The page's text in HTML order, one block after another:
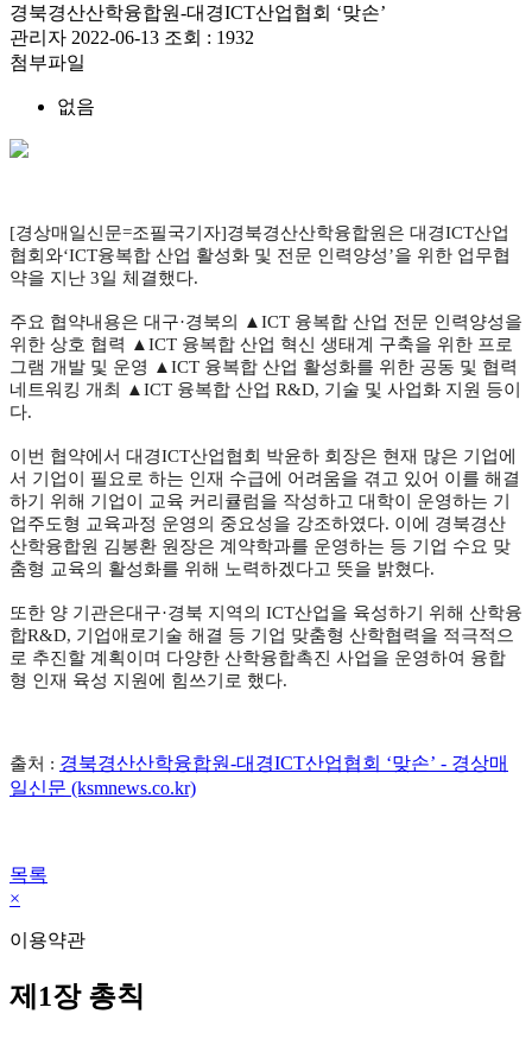
경북경산산학융합원-대경ICT산업협회 ‘맞손’
관리자 2022-06-13 조회 : 1932
첨부파일
없음
[경상매일신문=조필국기자]경북경산산학융합원은 대경ICT산업
협회와‘ICT융복합 산업 활성화 및 전문 인력양성’을 위한 업무협
약을 지난 3일 체결했다.
주요 협약내용은 대구·경북의 ▲ICT 융복합 산업 전문 인력양성을
위한 상호 협력 ▲ICT 융복합 산업 혁신 생태계 구축을 위한 프로
그램 개발 및 운영 ▲ICT 융복합 산업 활성화를 위한 공동 및 협력
네트워킹 개최 ▲ICT 융복합 산업 R&D, 기술 및 사업화 지원 등이
다.
이번 협약에서 대경ICT산업협회 박윤하 회장은 현재 많은 기업에
서 기업이 필요로 하는 인재 수급에 어려움을 겪고 있어 이를 해결
하기 위해 기업이 교육 커리큘럼을 작성하고 대학이 운영하는 기
업주도형 교육과정 운영의 중요성을 강조하였다. 이에 경북경산
산학융합원 김봉환 원장은 계약학과를 운영하는 등 기업 수요 맞
춤형 교육의 활성화를 위해 노력하겠다고 뜻을 밝혔다.
또한 양 기관은대구·경북 지역의 ICT산업을 육성하기 위해 산학융
합R&D, 기업애로기술 해결 등 기업 맞춤형 산학협력을 적극적으
로 추진할 계획이며 다양한 산학융합촉진 사업을 운영하여 융합
형 인재 육성 지원에 힘쓰기로 했다.
출처 : 경북경산산학융합원-대경ICT산업협회 ‘맞손’ - 경상매
일신문 (ksmnews.co.kr)
목록
×
이용약관
제1장 총칙